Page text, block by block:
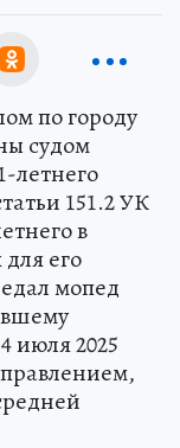
по городу
судом
летнего
151.2 УК
в
его
мопед
июля 2025